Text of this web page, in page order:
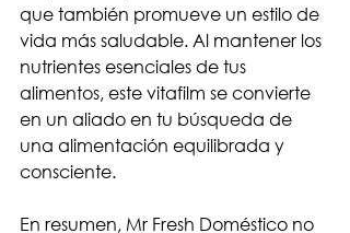
que también promueve un estilo de
vida más saludable. Al mantener los
nutrientes esenciales de tus
alimentos, este vitafilm se convierte
en un aliado en tu búsqueda de
una alimentación equilibrada y
consciente.
En resumen, Mr Fresh Doméstico no